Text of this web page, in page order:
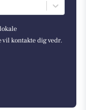
kontakte dig vedr.